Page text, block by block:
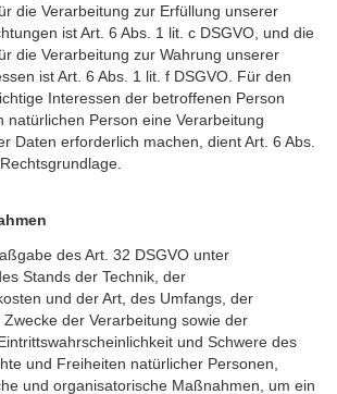
die Verarbeitung zur Erfüllung unserer
ist Art. 6 Abs. 1 lit. c DSGVO, und die
die Verarbeitung zur Wahrung unserer
ist Art. 6 Abs. 1 lit. f DSGVO. Für den
Interessen der betroffenen Person
natürlichen Person eine Verarbeitung
Daten erforderlich machen, dient Art. 6 Abs.
des Art. 32 DSGVO unter
Stands der Technik, der
und der Art, des Umfangs, der
der Verarbeitung sowie der
und Schwere des
und Freiheiten natürlicher Personen,
und organisatorische Maßnahmen, um ein